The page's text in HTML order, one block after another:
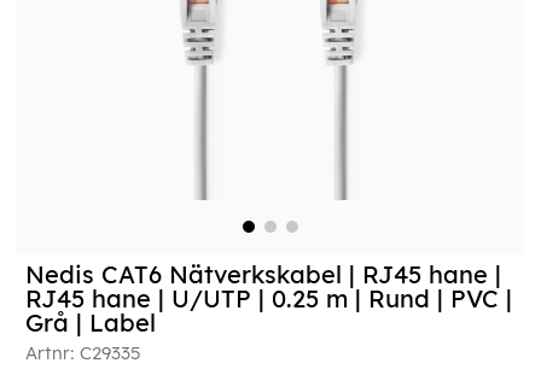
Nedis CAT6 Nätverkskabel | RJ45 hane |
RJ45 hane | U/UTP | 0.25 m | Rund | PVC |
Grå | Label
Artnr: C29335